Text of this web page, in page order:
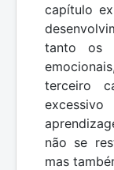
capítulo
tanto os
terceiro
não se
mas